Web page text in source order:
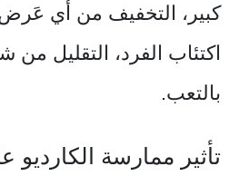
كبير، التخفيف من أي
اكتئاب الفرد، التقليل من
بالتعب.
تأثير ممارسة الكارديو